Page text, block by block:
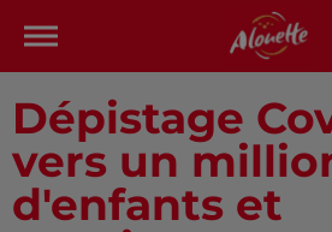
Dépistage
vers un
d'enfants et